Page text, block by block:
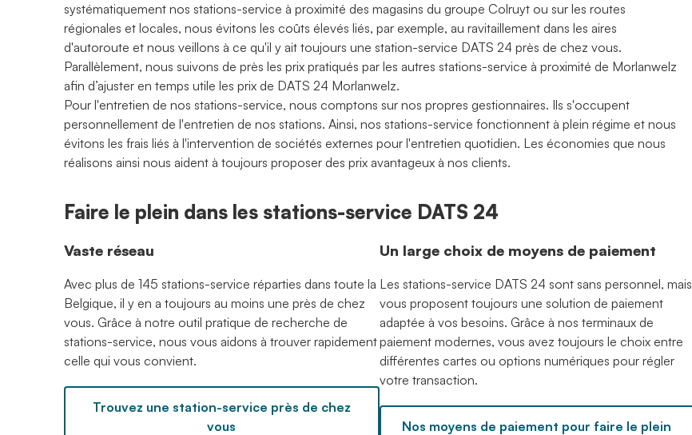
systématiquement nos stations-service à proximité des magasins du groupe Colruyt ou sur les routes
régionales et locales, nous évitons les coûts élevés liés, par exemple, au ravitaillement dans les aires
d'autoroute et nous veillons à ce qu'il y ait toujours une station-service DATS 24 près de chez vous.
Parallèlement, nous suivons de près les prix pratiqués par les autres stations-service à proximité de Morlanwelz
afin d’ajuster en temps utile les prix de DATS 24 Morlanwelz.
Pour l'entretien de nos stations-service, nous comptons sur nos propres gestionnaires. Ils s'occupent
personnellement de l'entretien de nos stations. Ainsi, nos stations-service fonctionnent à plein régime et nous
évitons les frais liés à l'intervention de sociétés externes pour l'entretien quotidien. Les économies que nous
réalisons ainsi nous aident à toujours proposer des prix avantageux à nos clients.
Faire le plein dans les stations-service DATS 24
Vaste réseau
Avec plus de 145 stations-service réparties dans toute la
Belgique, il y en a toujours au moins une près de chez
vous. Grâce à notre outil pratique de recherche de
stations-service, nous vous aidons à trouver rapidement
celle qui vous convient.
Trouvez une station-service près de chez
vous
Un large choix de moyens de paiement
Les stations-service DATS 24 sont sans personnel, mais
vous proposent toujours une solution de paiement
adaptée à vos besoins. Grâce à nos terminaux de
paiement modernes, vous avez toujours le choix entre
différentes cartes ou options numériques pour régler
votre transaction.
Nos moyens de paiement pour faire le plein